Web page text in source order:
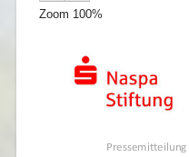
Zoom 100%